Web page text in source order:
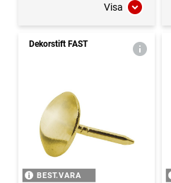
Visa
Dekorstift FAST
BEST.VARA